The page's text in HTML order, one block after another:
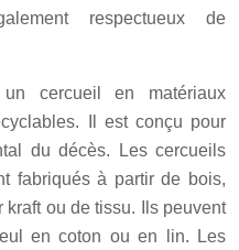
respectueux de
cercueil en matériaux
Il est conçu pour
du décès. Les cercueils
fabriqués à partir de bois,
ou de tissu. Ils peuvent
en coton ou en lin. Les